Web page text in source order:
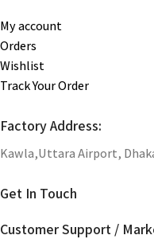
My account
Orders
Wishlist
Track Your Order
Factory Address:
Kawla,Uttara Airport,
Get In Touch
Customer Support /